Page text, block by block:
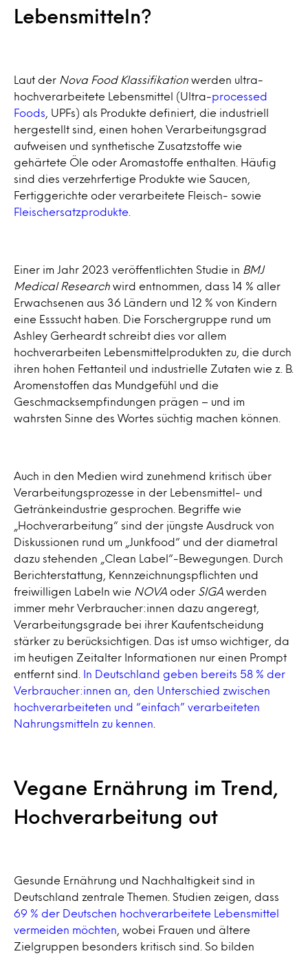
Lebensmitteln?
Laut der Nova Food Klassifikation werden ultra-
hochverarbeitete Lebensmittel (Ultra-processed
Foods , UPFs) als Produkte definiert, die industriell
hergestellt sind, einen hohen Verarbeitungsgrad
aufweisen und synthetische Zusatzstoffe wie
gehärtete Öle oder Aromastoffe enthalten. Häufig
sind dies verzehrfertige Produkte wie Saucen,
Fertiggerichte oder verarbeitete Fleisch- sowie
Fleischersatzprodukte
Einer im Jahr 2023 veröffentlichten Studie in BMJ
Medical Research wird entnommen, dass 14 % aller
Erwachsenen aus 36 Ländern und 12 % von Kindern
eine Esssucht haben. Die Forschergruppe rund um
Ashley Gerheardt schreibt dies vor allem
hochverarbeiten Lebensmittelprodukten zu, die durch
ihren hohen Fettanteil und industrielle Zutaten wie z. B.
Aromenstoffen das Mundgefühl und die
Geschmacksempfindungen prägen – und im
wahrsten Sinne des Wortes süchtig machen können.
Auch in den Medien wird zunehmend kritisch über
Verarbeitungsprozesse in der Lebensmittel- und
Getränkeindustrie gesprochen. Begriffe wie
„Hochverarbeitung“ sind der jüngste Ausdruck von
Diskussionen rund um „Junkfood“ und der diametral
dazu stehenden „Clean Label“-Bewegungen. Durch
Berichterstattung, Kennzeichnungspflichten und
freiwilligen Labeln wie NOVA oder SIGA werden
immer mehr Verbraucher:innen dazu angeregt,
Verarbeitungsgrade bei ihrer Kaufentscheidung
stärker zu berücksichtigen. Das ist umso wichtiger, da
im heutigen Zeitalter Informationen nur einen Prompt
entfernt sind.
In Deutschland geben bereits 58 % der
Verbraucher:innen an, den Unterschied zwischen
hochverarbeiteten und “einfach” verarbeiteten
Nahrungsmitteln zu kennen
Vegane Ernährung im Trend,
Hochverarbeitung out
Gesunde Ernährung und Nachhaltigkeit sind in
Deutschland zentrale Themen. Studien zeigen, dass
69 % der Deutschen hochverarbeitete Lebensmittel
vermeiden möchten , wobei Frauen und ältere
Zielgruppen besonders kritisch sind. So bilden